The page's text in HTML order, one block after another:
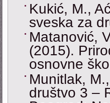
Kukić, M.,
sveska za
Matanović,
(2015).
osnovne
Munitlak,
društvo 3 –